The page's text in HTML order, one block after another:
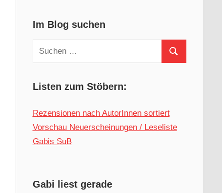
Im Blog suchen
Suchen
nach:
Suchen
Listen zum Stöbern:
Rezensionen nach AutorInnen sortiert
Vorschau Neuerscheinungen / Leseliste
Gabis SuB
Gabi liest gerade